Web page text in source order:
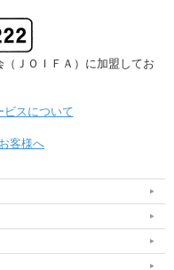
（ＪＯＩＦＡ）に加盟してお
ビスについて
客様へ